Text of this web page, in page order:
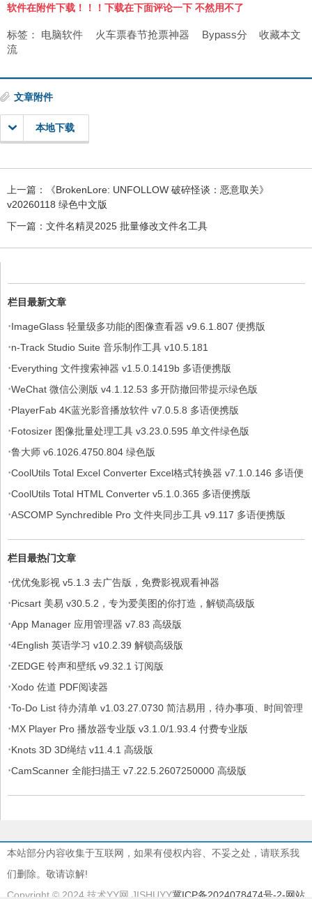
软件在附件下载！！！下载在下面评论一下 不然用不了
收藏本文
标签： 电脑软件 火车票春节抢票神器
Bypass分
流
文章附件
本地下载
上一篇：
《BrokenLore: UNFOLLOW 破碎怪谈：恶意取关》
v20260118 绿色中文版
下一篇： 文件名精灵2025 批量修改文件名工具
栏目最新文章
·ImageGlass 轻量级多功能的图像查看器 v9.6.1.807 便携版
·n-Track Studio Suite 音乐制作工具 v10.5.181
·Everything 文件搜索神器 v1.5.0.1419b 多语便携版
·WeChat 微信公测版 v4.1.12.53 多开防撤回带提示绿色版
·PlayerFab 4K蓝光影音播放软件 v7.0.5.8 多语便携版
·Fotosizer 图像批量处理工具 v3.23.0.595 单文件绿色版
·鲁大师 v6.1026.4750.804 绿色版
·CoolUtils Total Excel Converter Excel格式转换器 v7.1.0.146 多语便
携版
·CoolUtils Total HTML Converter v5.1.0.365 多语便携版
·ASCOMP Synchredible Pro 文件夹同步工具 v9.117 多语便携版
栏目最热门文章
·优优兔影视 v5.1.3 去广告版，免费影视观看神器
·Picsart 美易 v30.5.2，专为爱美图的你打造，解锁高级版
·App Manager 应用管理器 v7.83 高级版
·4English 英语学习 v10.2.39 解锁高级版
·ZEDGE 铃声和壁纸 v9.32.1 订阅版
·Xodo 佐道 PDF阅读器
·To-Do List 待办清单 v1.03.27.0730 简洁易用，待办事项、时间管理
软件，解锁专业版
·MX Player Pro 播放器专业版 v3.1.0/1.93.4 付费专业版
·Knots 3D 3D绳结 v11.4.1 高级版
·CamScanner 全能扫描王 v7.22.5.2607250000 高级版
本站部分内容收集于互联网，如果有侵权内容、不妥之处，请联系我
们删除。敬请谅解!
Copyright © 2024 技术YY网 JISHUYY冀ICP备2024078474号-2-网站